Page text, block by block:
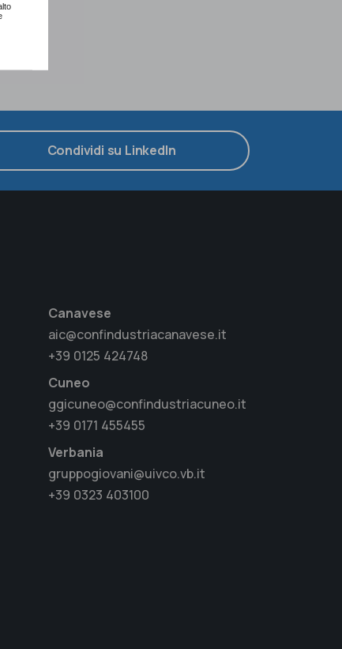
Condividi su LinkedIn
Canavese
aic@confindustriacanavese.it
+39 0125 424748
Cuneo
ggicuneo@confindustriacuneo.it
+39 0171 455455
Verbania
gruppogiovani@uivco.vb.it
+39 0323 403100